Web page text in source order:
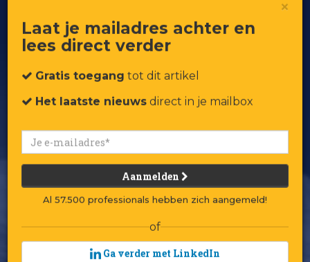
Column: Een geweldig inspirerende
plek, maar levensgevaarlijk voor de
portemonnee
Laat je mailadres achter en
lees direct verder
Gratis toegangtot dit artikel
Aanmelden
Al 57.500 professionals hebben zich aangemeld!
of